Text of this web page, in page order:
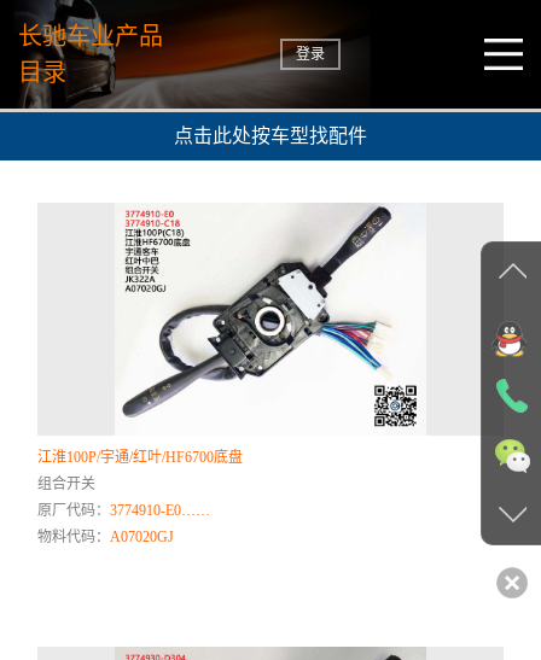
长驰车业产品
目录
登录
点击此处按车型找配件
江淮100P/宇通/红叶/HF6700底盘
组合开关
原厂代码：3774910-E0……
物料代码：A07020GJ